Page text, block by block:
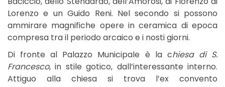
Lorenzo e un Guido Reni. Nel secondo si possono
ammirare magnifiche opere in ceramica di epoca
compresa tra il periodo arcaico e i nosti giorni.
Di fronte al Palazzo Municipale è la chiesa di S.
Francesco, in stile gotico, dall’interessante interno.
Attiguo alla chiesa si trova l’ex convento